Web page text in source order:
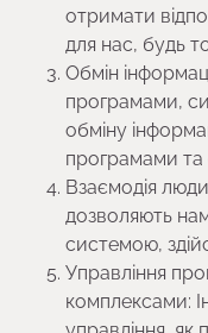
отримати
для нас, будь
Обмін
програмами,
обміну
програмами
Взаємодія
дозволяють
системою,
Управління
комплексами: